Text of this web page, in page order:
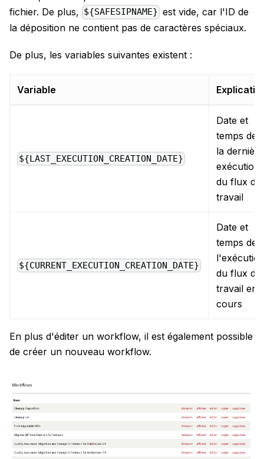
fichier. De plus, ${SAFESIPNAME} est vide, car l'ID de
la déposition ne contient pas de caractères spéciaux.
De plus, les variables suivantes existent :
Variable
${LAST_EXECUTION_CREATION_DATE}
Date et
temps de
la dernière
exécution
du flux de
travail
${CURRENT_EXECUTION_CREATION_DATE}
Date et
temps de
du flux de
travail en
cours
En plus d'éditer un workflow, il est également possible
de créer un nouveau workflow.